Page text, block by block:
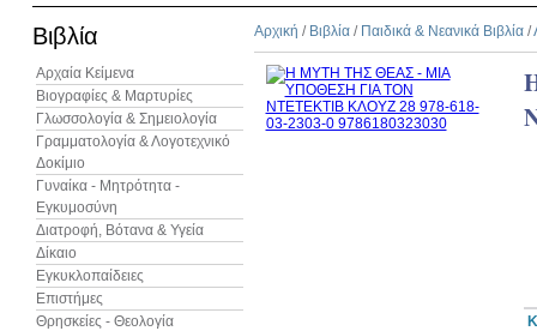
Βιβλία
Αρχαία Κείμενα
Βιογραφίες & Μαρτυρίες
Γλωσσολογία & Σημειολογία
Γραμματολογία & Λογοτεχνικό
Δοκίμιο
Γυναίκα - Μητρότητα -
Εγκυμοσύνη
Διατροφή, Βότανα & Υγεία
Δίκαιο
Εγκυκλοπαίδειες
Επιστήμες
Θρησκείες - Θεολογία
Αρχική / Βιβλία / Παιδικά & Νεανικά Βιβλία /